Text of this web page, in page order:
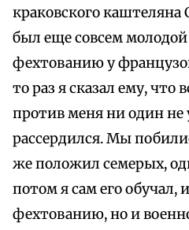
краковского каштеляна
был еще совсем
фехтованию у
то раз я сказал ему, что
против меня ни один
рассердился. Мы
же положил семерых,
потом я сам его обучал,
фехтованию, но и